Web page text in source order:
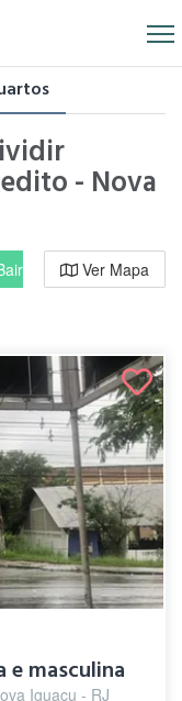
- Nova
/ RegiãoVer Mapa
e masculina
Iguaçu - RJ